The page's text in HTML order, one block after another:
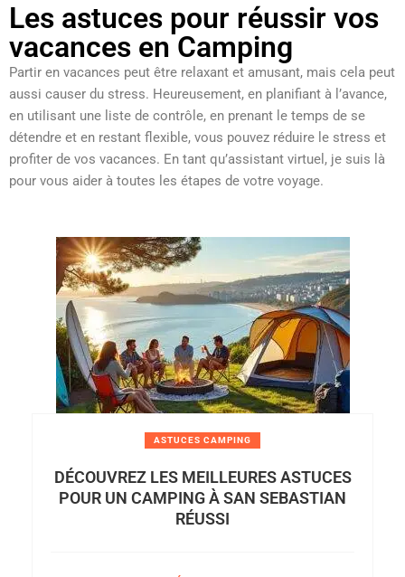
Les astuces pour réussir vos
vacances en Camping
Partir en vacances peut être relaxant et amusant, mais cela peut
aussi causer du stress. Heureusement, en planifiant à l’avance,
en utilisant une liste de contrôle, en prenant le temps de se
détendre et en restant flexible, vous pouvez réduire le stress et
profiter de vos vacances. En tant qu’assistant virtuel, je suis là
pour vous aider à toutes les étapes de votre voyage.
ASTUCES CAMPING
DÉCOUVREZ LES MEILLEURES ASTUCES
POUR UN CAMPING À SAN SEBASTIAN
RÉUSSI